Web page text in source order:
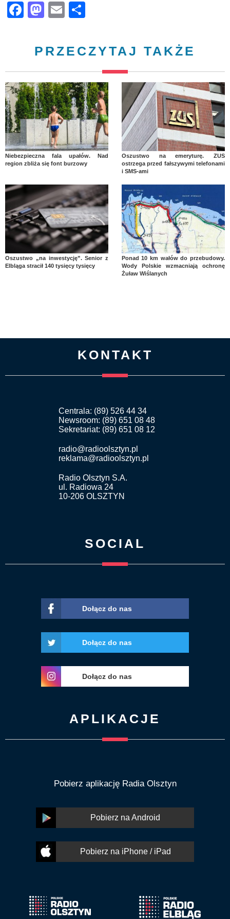
Facebook
Mastodon
Email
PRZECZYTAJ TAKŻE
Niebezpieczna fala upałów. Nad
region zbliża się font burzowy
Oszustwo na emeryturę. ZUS
ostrzega przed fałszywymi telefonami
i SMS-ami
Oszustwo „na inwestycję”. Senior z
Elbląga stracił 140 tysięcy tysięcy
Ponad 10 km wałów do przebudowy.
Wody Polskie wzmacniają ochronę
Żuław Wiślanych
KONTAKT
Centrala: (89) 526 44 34
Newsroom: (89) 651 08 48
Sekretariat: (89) 651 08 12
radio@radioolsztyn.pl
reklama@radioolsztyn.pl
Radio Olsztyn S.A.
ul. Radiowa 24
10-206 OLSZTYN
SOCIAL
Dołącz do nas
Dołącz do nas
Dołącz do nas
APLIKACJE
Pobierz aplikację Radia Olsztyn
Pobierz na Android
Pobierz na iPhone / iPad